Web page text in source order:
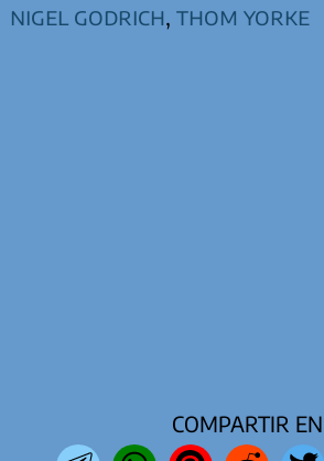
nigel godrich, thom yorke
COMPARTIR EN